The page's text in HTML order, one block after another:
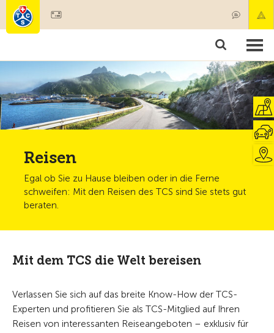
Mitgliedschaft & Leistungen
Test, Sicherheit & Gesundheit
Reisen
Egal ob Sie zu Hause bleiben oder in die Ferne
schweifen: Mit den Reisen des TCS sind Sie stets gut
beraten.
Mit dem TCS die Welt bereisen
Verlassen Sie sich auf das breite Know-How der TCS-
Experten und profitieren Sie als TCS-Mitglied auf Ihren
Reisen von interessanten Reiseangeboten – exklusiv für